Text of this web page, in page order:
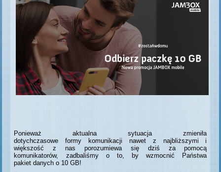
Ponieważ aktualna sytuacja zmieniła
dotychczasowe formy komunikacji nawet z najbliższymi i
większość z nas porozumiewa się dziś za pomocą
komunikatorów, zadbaliśmy o to, by wzmocnić Państwa
pakiet danych o 10 GB!